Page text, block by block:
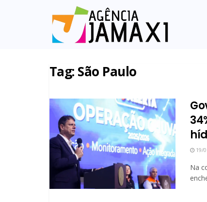
Tag: São Paulo
19/
Na